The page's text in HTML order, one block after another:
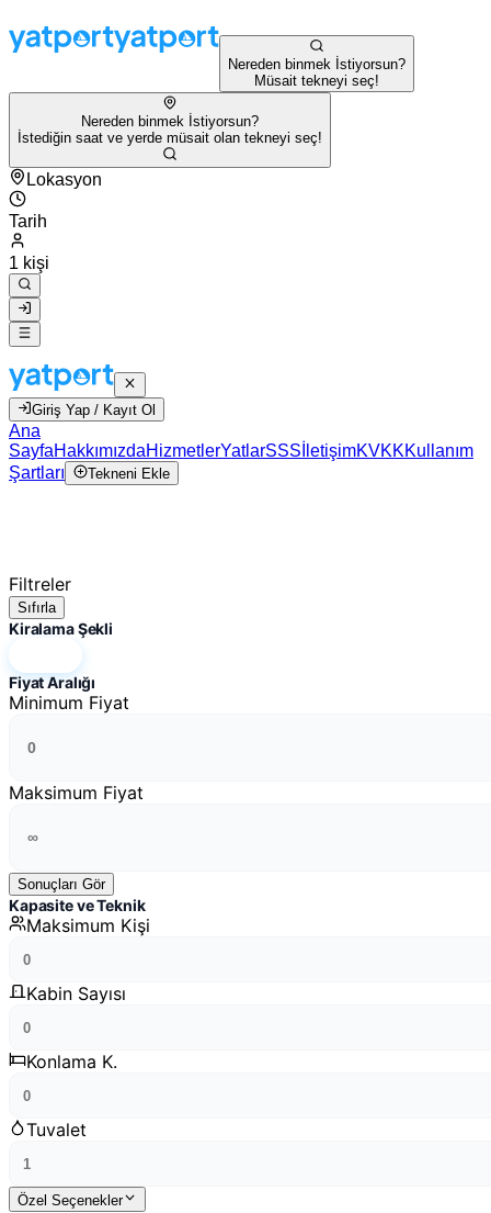
Nereden binmek İstiyorsun?
Müsait tekneyi seç!
Nereden binmek İstiyorsun?
İstediğin saat ve yerde müsait olan tekneyi seç!
Lokasyon
Tarih
1 kişi
Giriş Yap / Kayıt Ol
Ana
SayfaHakkımızdaHizmetlerYatlarSSS İletişimKVKKKullanım
Şartları
Tekneni Ekle
Filtreler
Sıfırla
Kiralama Şekli
Fiyat Aralığı
Minimum Fiyat
Maksimum Fiyat
Sonuçları Gör
Kapasite ve Teknik
Maksimum Kişi
Kabin Sayısı
Konlama K.
Tuvalet
Özel Seçenekler